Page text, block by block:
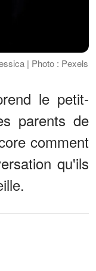
| Photo : Pexels
le petit-
parents de
comment
qu'ils